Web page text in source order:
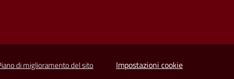
di miglioramento del sito Impostazioni cookie